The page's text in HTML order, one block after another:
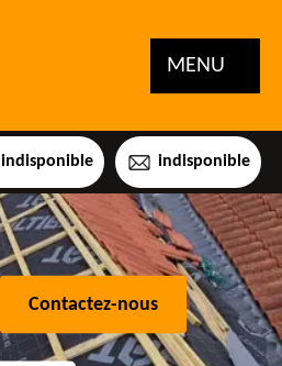
MENU
indisponible indisponible
Contactez-nous